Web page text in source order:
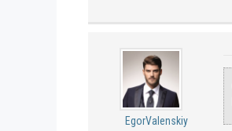
EgorValenskiy